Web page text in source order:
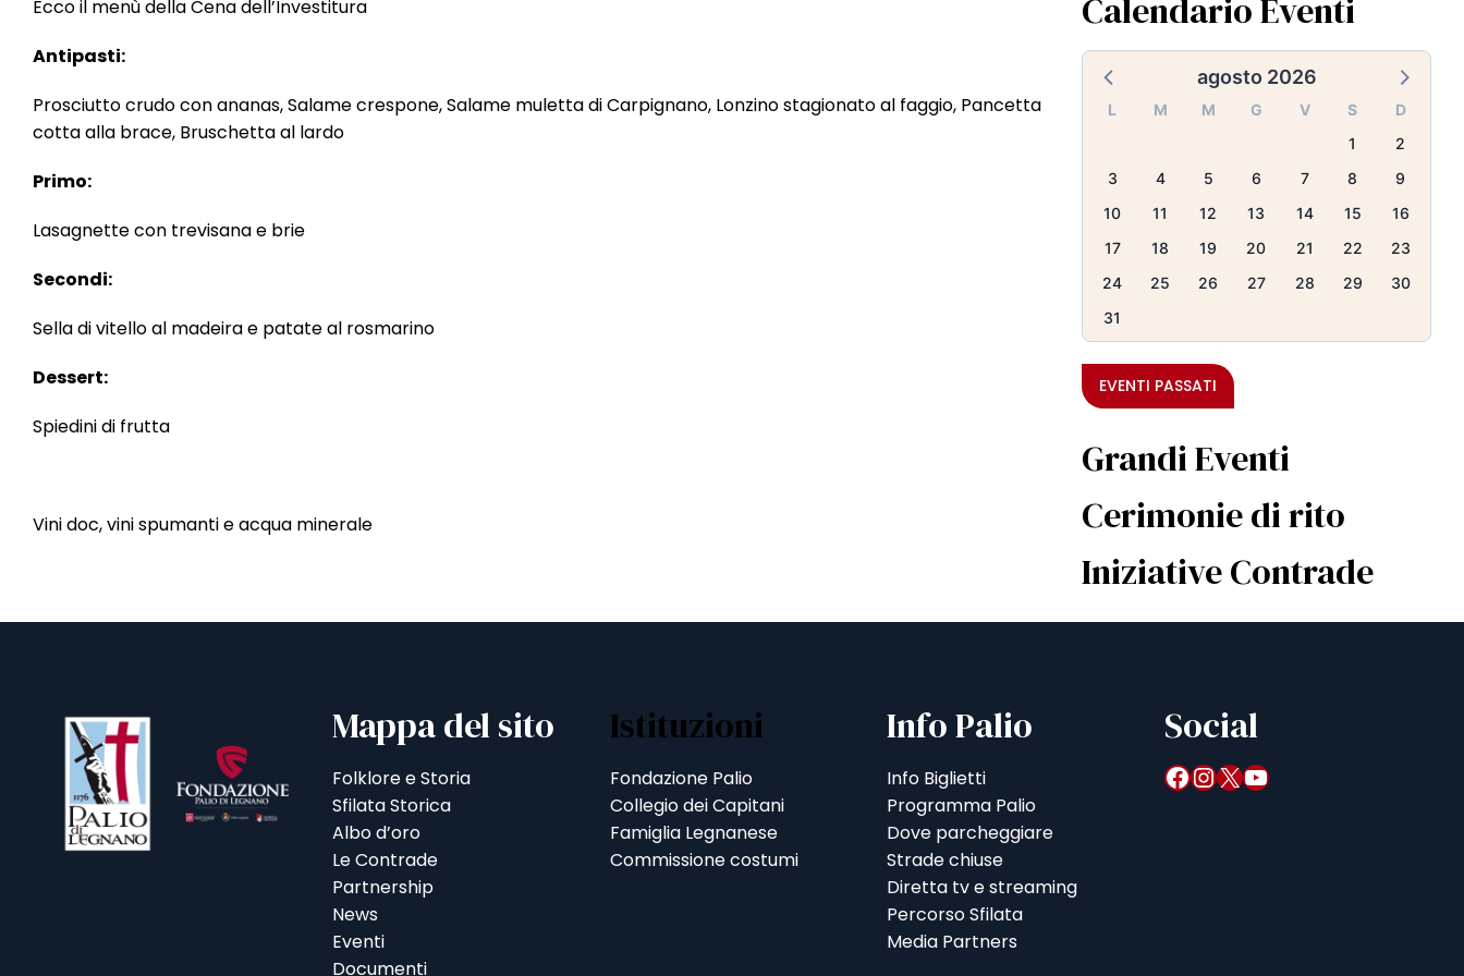
Ecco il menù della Cena dell’Investitura
Antipasti:
Prosciutto crudo con ananas, Salame crespone, Salame muletta di Carpignano, Lonzino stagionato al faggio, Pancetta
cotta alla brace, Bruschetta al lardo
Primo:
Lasagnette con trevisana e brie
Secondi:
Sella di vitello al madeira e patate al rosmarino
Dessert:
Spiedini di frutta
Vini doc, vini spumanti e acqua minerale
Calendario Eventi
agosto 2026
L M M G V S
D
1
2
3
4 5 6 7 8
9
10
11 12 13 14 15
16
17
18 19 20 21 22
23
24
25 26 27 28 29
30
31
EVENTI PASSATI
Grandi Eventi
Cerimonie di rito
Iniziative Contrade
Mappa del sito
Folklore e Storia
Sfilata Storica
Albo d’oro
Le Contrade
Partnership
News
Eventi
Documenti
Istituzioni
Fondazione Palio
Collegio dei Capitani
Famiglia Legnanese
Commissione costumi
Info Palio
Info Biglietti
Programma Palio
Dove parcheggiare
Strade chiuse
Diretta tv e streaming
Percorso Sfilata
Media Partners
Social
Facebook InstagramX YouTube